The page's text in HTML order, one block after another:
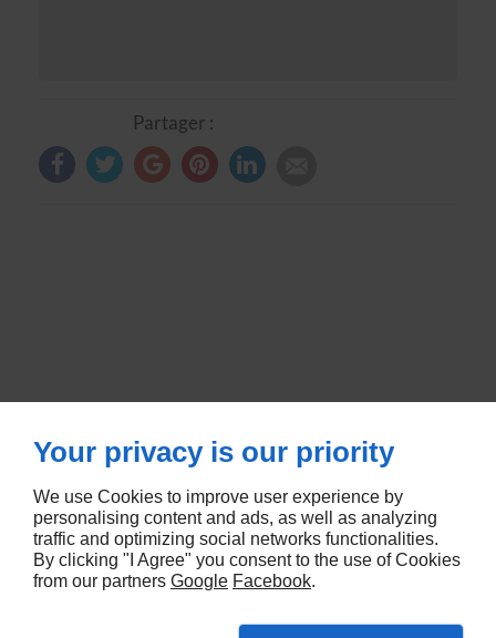
Partager :
RUE DE METZ57580LEMUD
5 RUE DES CHENES 67670MOMMENHEIM
Your privacy is our priority
We use Cookies to improve user experience by
personalising content and ads, as well as analyzing
traffic and optimizing social networks functionalities.
By clicking "I Agree" you consent to the use of Cookies
from our partners Google Facebook.